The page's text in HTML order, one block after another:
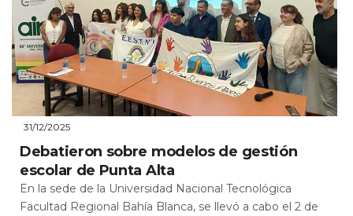
31/12/2025
Debatieron sobre modelos de gestión
escolar de Punta Alta
En la sede de la Universidad Nacional Tecnológica
Facultad Regional Bahía Blanca, se llevó a cabo el 2 de